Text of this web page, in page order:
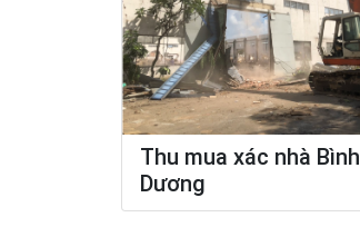
Thu mua xác nhà Bình
Dương